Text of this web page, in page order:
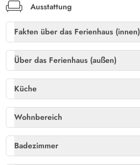
Ausstattung
Fakten über das Ferienhaus (innen)
Freies Glasfasernetz
Kaminofen
Sauna
Trockner
Über das Ferienhaus (außen)
Abstellraum
Gasgrill
Liegestühle
Küche
Kühlschrank
Separat: Gefrierschrank /L
Wohnbereich
CD-Spieler
Badezimmer